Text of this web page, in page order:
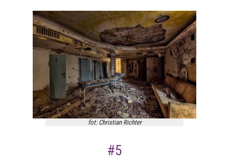
fot: Christian Richter
#5